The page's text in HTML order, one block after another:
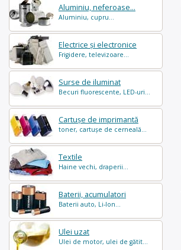
Aluminiu, neferoase...
Aluminiu, cupru...
Electrice și electronice
Frigidere, televizoare...
Surse de iluminat
Becuri fluorescente, LED-uri...
Cartușe de imprimantă
toner, cartușe de cerneală...
Textile
Haine vechi, draperii...
Baterii, acumulatori
Baterii auto, Li-Ion...
Ulei uzat
Ulei de motor, ulei de gătit...